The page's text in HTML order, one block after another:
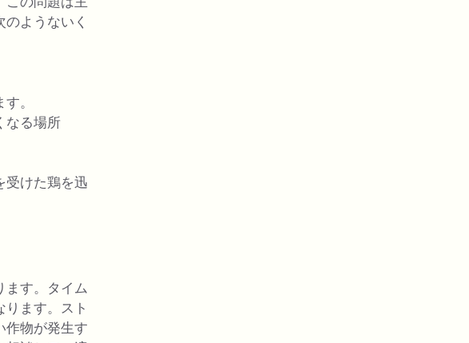
ようないく
。
なる場所
受けた鶏を迅
ます。タイム
ます。スト
作物が発生す